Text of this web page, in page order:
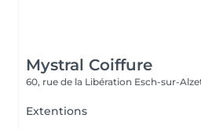
Mystral Coiffure
60, rue de la Libération Esch-sur-
Extentions